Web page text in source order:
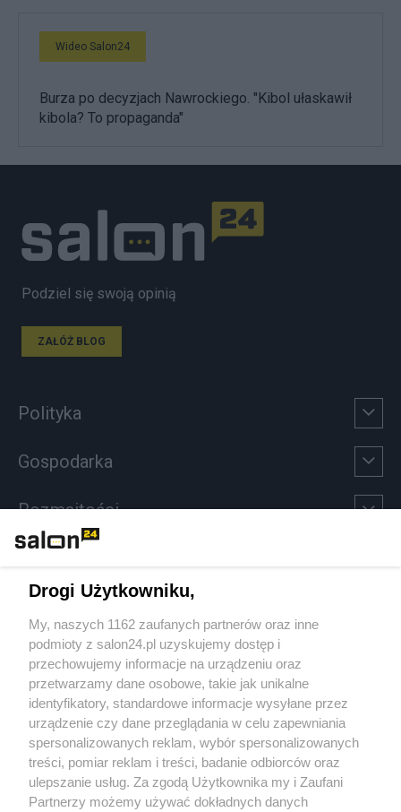
Wideo Salon24
Burza po decyzjach Nawrockiego. "Kibol ułaskawił
kibola? To propaganda"
Podziel się swoją opinią
ZAŁÓŻ BLOG
Polityka
Gospodarka
Rozmaitości
Sport
Społeczeństwo
Kultura
X Facebook Instagram Youtube
Drogi Użytkowniku,
My, naszych 1162 zaufanych partnerów oraz inne
podmioty z salon24.pl uzyskujemy dostęp i
przechowujemy informacje na urządzeniu oraz
przetwarzamy dane osobowe, takie jak unikalne
identyfikatory, standardowe informacje wysyłane przez
urządzenie czy dane przeglądania w celu zapewniania
spersonalizowanych reklam, wybór spersonalizowanych
treści, pomiar reklam i treści, badanie odbiorców oraz
ulepszanie usług. Za zgodą Użytkownika my i Zaufani
Partnerzy możemy używać dokładnych danych